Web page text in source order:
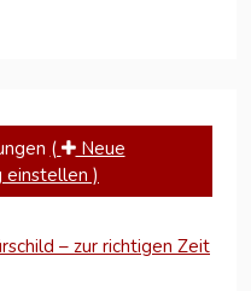
(
Neue
einstellen )
– zur richtigen Zeit